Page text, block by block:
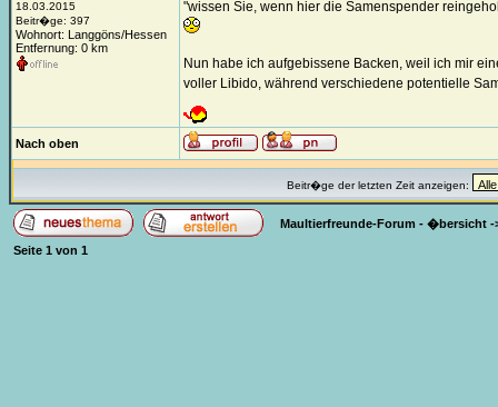
18.03.2015
Beitr�ge: 397
Wohnort: Langgöns/Hessen
Entfernung: 0 km
"wissen Sie, wenn hier die Samenspender
Nun habe ich aufgebissene Backen, weil ich mir
voller Libido, während verschiedene potentielle
Nach oben
Beitr�ge der letzten Zeit anzeigen:
Maultierfreunde-Forum - �bersicht -
Seite 1 von 1